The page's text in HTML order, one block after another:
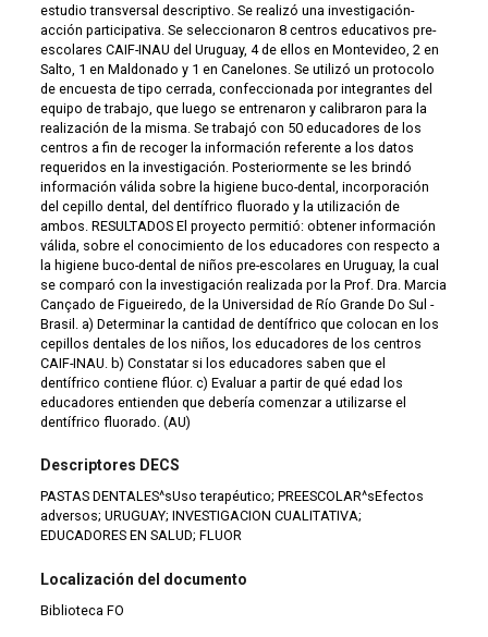
estudio transversal descriptivo. Se realizó una investigación-
acción participativa. Se seleccionaron 8 centros educativos pre-
escolares CAIF-INAU del Uruguay, 4 de ellos en Montevideo, 2 en
Salto, 1 en Maldonado y 1 en Canelones. Se utilizó un protocolo
de encuesta de tipo cerrada, confeccionada por integrantes del
equipo de trabajo, que luego se entrenaron y calibraron para la
realización de la misma. Se trabajó con 50 educadores de los
centros a fin de recoger la información referente a los datos
requeridos en la investigación. Posteriormente se les brindó
información válida sobre la higiene buco-dental, incorporación
del cepillo dental, del dentífrico fluorado y la utilización de
ambos. RESULTADOS El proyecto permitió: obtener información
válida, sobre el conocimiento de los educadores con respecto a
la higiene buco-dental de niños pre-escolares en Uruguay, la cual
se comparó con la investigación realizada por la Prof. Dra. Marcia
Cançado de Figueiredo, de la Universidad de Río Grande Do Sul -
Brasil. a) Determinar la cantidad de dentífrico que colocan en los
cepillos dentales de los niños, los educadores de los centros
CAIF-INAU. b) Constatar si los educadores saben que el
dentífrico contiene flúor. c) Evaluar a partir de qué edad los
educadores entienden que debería comenzar a utilizarse el
dentífrico fluorado. (AU)
Descriptores DECS
PASTAS DENTALES^sUso terapéutico; PREESCOLAR^sEfectos
adversos; URUGUAY; INVESTIGACION CUALITATIVA;
EDUCADORES EN SALUD; FLUOR
Localización del documento
Biblioteca FO